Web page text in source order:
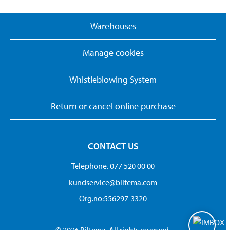
Warehouses
Manage cookies
Whistleblowing System
Return or cancel online purchase
CONTACT US
Telephone. 077 520 00 00
kundservice@biltema.com
Org.no:556297-3320